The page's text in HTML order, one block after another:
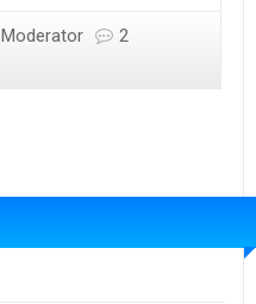
Moderator
2